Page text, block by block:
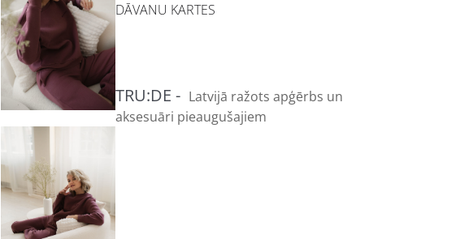
DĀVANU KARTES
TRU:DE - Latvijā ražots apģērbs un
aksesuāri pieaugušajiem